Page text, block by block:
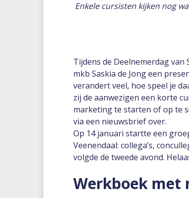
Enkele cursisten kijken nog
Tijdens de Deelnemerdag
mkb Saskia de Jong een
verandert veel, hoe speel je
zij de aanwezigen een korte
marketing te starten of op te
via een nieuwsbrief over.
Op 14 januari startte een
Veenendaal: collega’s,
volgde de tweede avond.
Werkboek met